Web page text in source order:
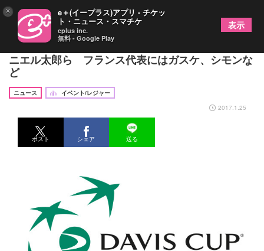
デビスカップの日仏代表選手が決定、日本代表にダ
ニエル太郎ら フランス代表にはガスケ、シモンな
ど
ニュース
イベント/レジャー
2017.1.25
ポスト シェア 送る
× e＋(イープラス)アプリ - チケッ
ト・ニュース・スマチケ
eplus inc.
無料 - Google Play
表示